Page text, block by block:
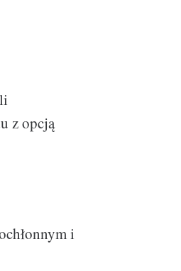
z opcją
i